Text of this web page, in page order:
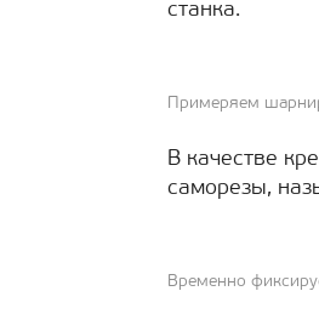
станка.
Примеряем
В качестве
саморезы,
Временно